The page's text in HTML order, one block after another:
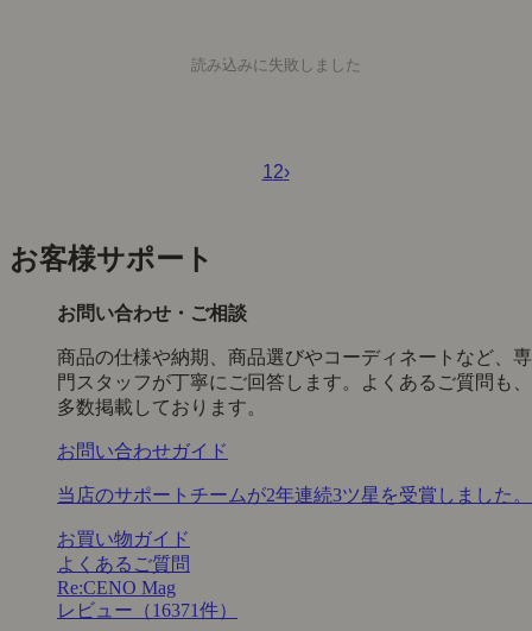
読み込みに失敗しました
12›
お客様サポート
お問い合わせ・ご相談
商品の仕様や納期、商品選びやコーディネートなど、専
門スタッフが丁寧にご回答します。よくあるご質問も、
多数掲載しております。
お問い合わせガイド
当店のサポートチームが2年連続3ツ星を受賞しました。
お買い物ガイド
よくあるご質問
Re:CENO Mag
レビュー（16371件）